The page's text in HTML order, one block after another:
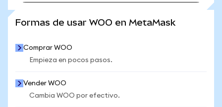
Formas de usar WOO en MetaMask
Comprar WOO
Empieza en pocos pasos.
Vender WOO
Cambia WOO por efectivo.